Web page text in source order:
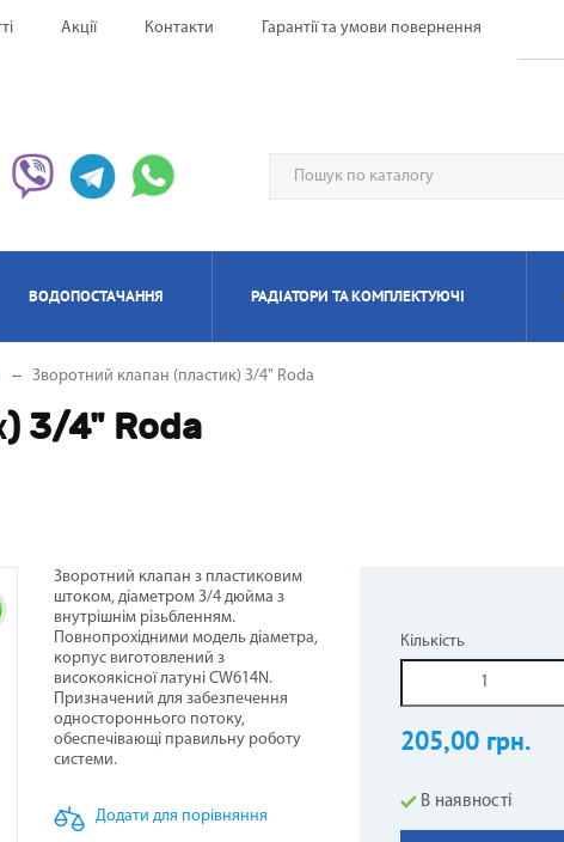
Акції Контакти Гарантії та умови повернення
СПЛІТ-СИСТЕМА
НАПОЛЬНО-СТЕЛЬОВІ
НАПОЛЬНІ
ЕЛЕКТРИЧНІ
ЖАРОТРУБНІ
ВОДОПОСТАЧАННЯ
ПРОТОЧНІ
ДО БОЙЛЕРІВ -
ВОДОНАГРІВАЧІВ
РАДІАТОРИ ТА КОМПЛЕКТУЮЧІ
БІМЕТАЛЕВІ
ОБІГРІВАЧІ UFO
ЗАВІСИ
ПОВІТРЯ
Зворотний клапан (пластик) 3/4" Roda
3/4" Roda
Зворотний клапан з пластиковим
штоком, діаметром 3/4 дюйма з
внутрішнім різьбленням.
Повнопрохідними модель діаметра,
корпус виготовлений з
високоякісної латуні CW614N.
Призначений для забезпечення
одностороннього потоку,
обеспечівающі правильну роботу
системи.
Додати для порівняння
Кількість
205,00 грн.
В наявності